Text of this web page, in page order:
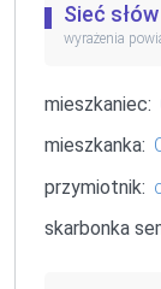
Sieć słów
wyrażenia
mieszkaniec:
mieszkanka:
przymiotnik:
skarbonka